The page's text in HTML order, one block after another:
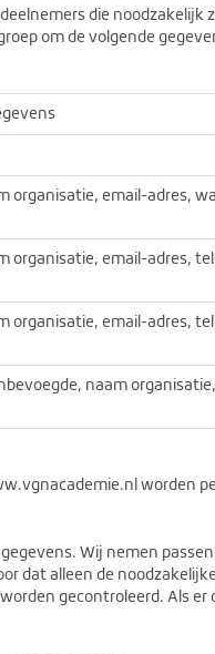
die
om de volgende
organisatie, email-adres,
organisatie, email-adres,
organisatie, email-adres,
naam
worden
Wij nemen
dat alleen de
gecontroleerd. Als